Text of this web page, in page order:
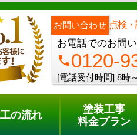
お問い合わせ 点検
お電話でのお問
phone0120-
[電話受付時間] 8時
料点検
電話で
phone
の流れ
塗装工事
料金プラン